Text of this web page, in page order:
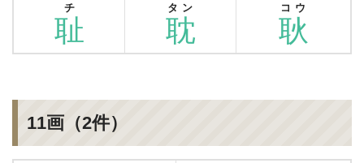
耻
チ
耽
タン
耿
コウ
11画（2件）